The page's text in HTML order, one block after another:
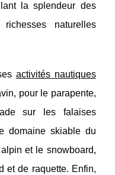
la splendeur des
naturelles
activités nautiques
pour le parapente,
sur les falaises
domaine skiable du
et le snowboard,
et de raquette. Enfin,